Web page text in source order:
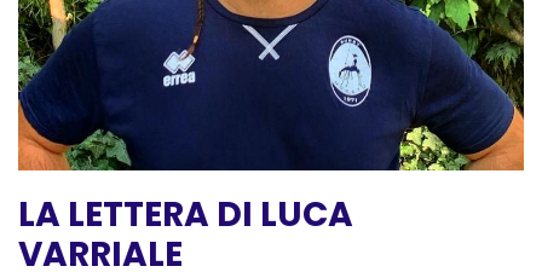
LA LETTERA DI LUCA
VARRIALE